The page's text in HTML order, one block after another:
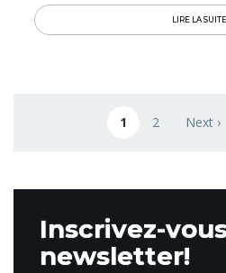
dégustations…
LIRE LA SUITE
Page courante
1 Page
2 Next
Next ›
Inscrivez-
newsletter!